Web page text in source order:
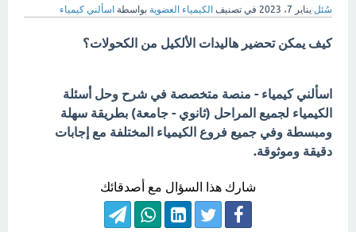
سُئل يناير 7، 2023 في تصنيف الكيمياء العضوية بواسطة اسألني كيمياء
كيف يمكن تحضير هاليدات الألكيل من الكحولات؟
اسألني كيمياء - منصة متخصصة في شرح وحل أسئلة
الكيمياء لجميع المراحل (ثانوي - جامعة) بطريقة سهلة
ومبسطة وفي جميع فروع الكيمياء المختلفة مع إجابات
دقيقة وموثوقة.
شارك هذا السؤال مع أصدقائك